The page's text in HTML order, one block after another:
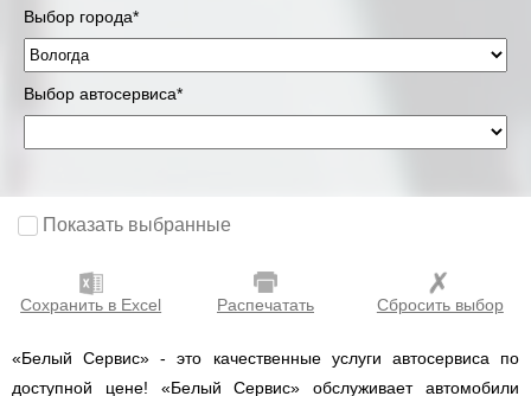
Выбор города*
Выбор автосервиса*
Показать выбранные
Сохранить в Excel Распечатать Сбросить выбор
«Белый Сервис» - это качественные услуги автосервиса по
доступной цене! «Белый Сервис» обслуживает автомобили